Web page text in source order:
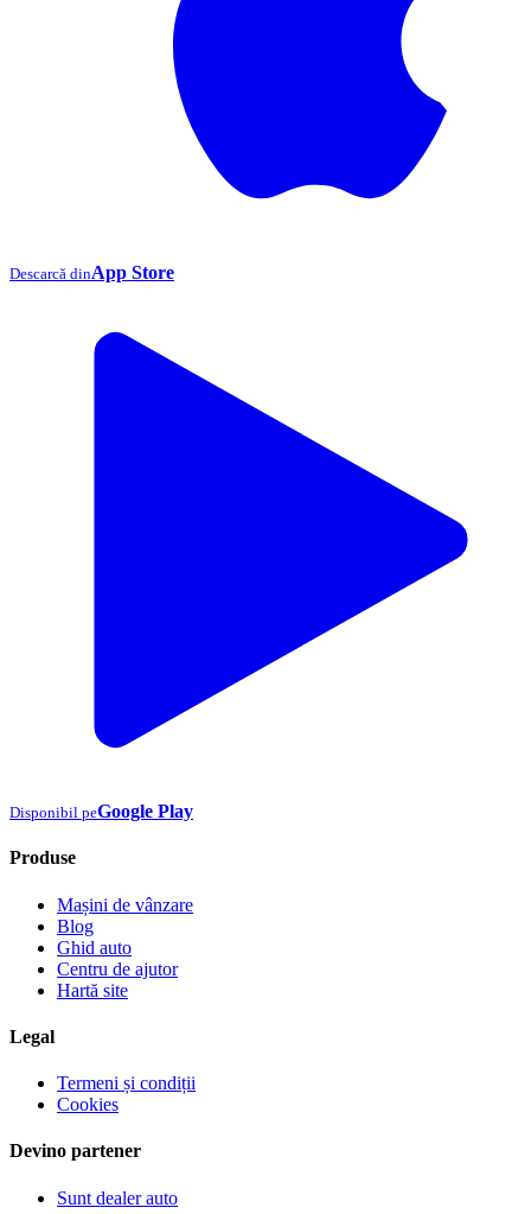
Descarcă dinApp Store
Disponibil peGoogle Play
Produse
Mașini de vânzare
Blog
Ghid auto
Centru de ajutor
Hartă site
Legal
Termeni și condiții
Cookies
Devino partener
Sunt dealer auto